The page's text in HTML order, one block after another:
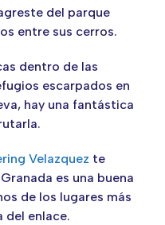
del parque
entre sus cerros.
dentro de las
escarpados en
hay una fantástica
Velazquez te
es una buena
de los lugares más
del enlace.